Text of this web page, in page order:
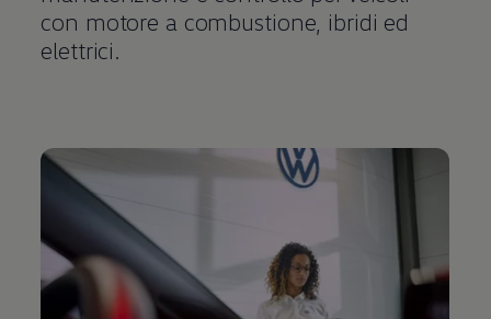
con motore a combustione, ibridi ed
elettrici.